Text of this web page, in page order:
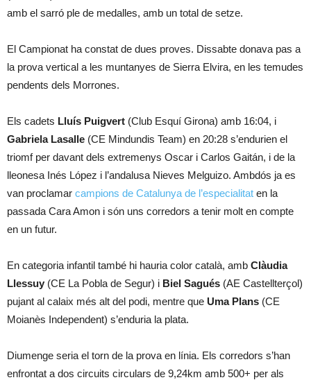
amb el sarró ple de medalles, amb un total de setze.
El Campionat ha constat de dues proves. Dissabte donava pas a
la prova vertical a les muntanyes de Sierra Elvira, en les temudes
pendents dels Morrones.
Els cadets Lluís Puigvert (Club Esquí Girona) amb 16:04, i
Gabriela Lasalle (CE Mindundis Team) en 20:28 s’endurien el
triomf per davant dels extremenys Oscar i Carlos Gaitán, i de la
lleonesa Inés López i l’andalusa Nieves Melguizo. Ambdós ja es
van proclamar campions de Catalunya de l’especialitat en la
passada Cara Amon i són uns corredors a tenir molt en compte
en un futur.
En categoria infantil també hi hauria color català, amb Clàudia
Llessuy (CE La Pobla de Segur) i Biel Sagués (AE Castellterçol)
pujant al calaix més alt del podi, mentre que Uma Plans (CE
Moianès Independent) s’enduria la plata.
Diumenge seria el torn de la prova en línia. Els corredors s’han
enfrontat a dos circuits circulars de 9,24km amb 500+ per als